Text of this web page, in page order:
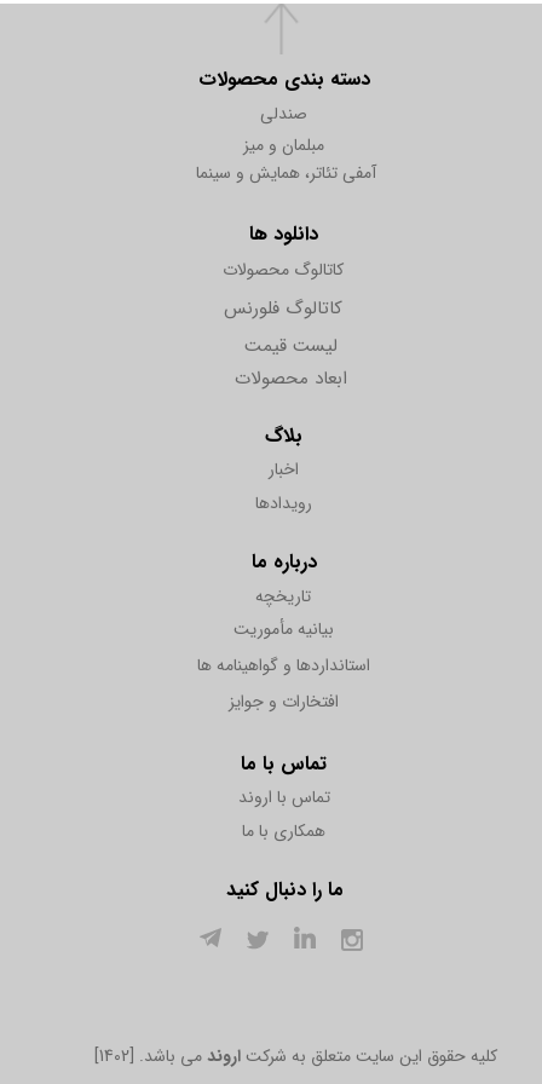
دسته بندی محصولات
صندلی
مبلمان و میز
آمفی تئاتر، همایش و سینما
دانلود ها
کاتالوگ محصولات
کاتالوگ فلورنس
بلاگ
اخبار
رویدادها
درباره ما
تاریخچه
بیانیه مأموریت
استانداردها و گواهینامه ها
افتخارات و جوایز
تماس با ما
تماس با اروند
همکاری با ما
ما را دنبال کنید
ابعاد محصولات
لیست قیمت
[1402] .کلیه حقوق این سایت متعلق به شرکت اروندمی باشد